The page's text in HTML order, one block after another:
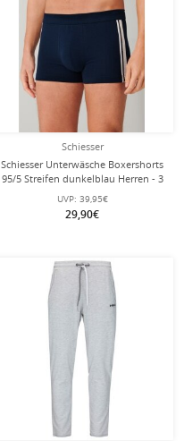
Schiesser
Schiesser Unterwäsche Boxershorts
95/5 Streifen dunkelblau Herren - 3
Stück
UVP: 39,95€
29,90€